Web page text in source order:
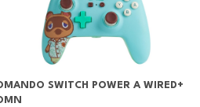
SWITCH POWER A WIRED+